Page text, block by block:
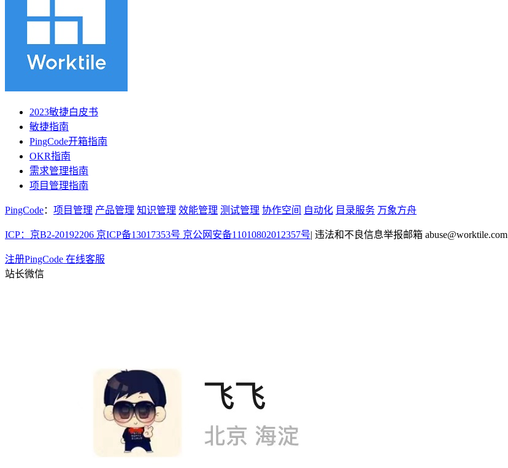
2023敏捷白皮书
敏捷指南
PingCode开箱指南
OKR指南
需求管理指南
项目管理指南
PingCode： 项目管理 产品管理 知识管理 效能管理 测试管理 协作空间 自动化 目录服务 万象方舟
ICP：京B2-20192206 京ICP备13017353号 京公网安备11010802012357号| 违法和不良信息举报邮箱 abuse@worktile.com
注册PingCode 在线客服
站长微信